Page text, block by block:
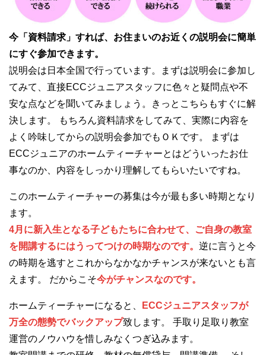
今「資料請求」すれば、お住まいのお近くの説明会に簡単
にすぐ参加できます。
説明会は日本全国で行っています。まずは説明会に参加し
てみて、直接ECCジュニアスタッフに色々と疑問点や不
安な点などを聞いてみましょう。きっとこちらもすぐに解
決します。 もちろん資料請求をしてみて、実際に内容を
よく吟味してからの説明会参加でもＯＫです。 まずは
ECCジュニアのホームティーチャーとはどういったお仕
事なのか、内容をしっかり理解してもらいたいですね。
このホームティーチャーの募集は今が最も多い時期となり
ます。
4月に新入生となる子どもたちに合わせて、ご自身の教室
を開講するにはうってつけの時期なのです。 逆に言うと今
の時期を逃すとこれからなかなかチャンスが来ないとも言
えます。 だからこそ今がチャンスなのです。
ホームティーチャーになると、
ECCジュニアスタッフが
万全の態勢でバックアップ致します。 手取り足取り教室
運営のノウハウを惜しみなくつぎ込みます。